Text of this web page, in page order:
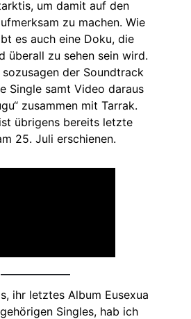
um damit auf den
zu machen. Wie
es auch eine Doku, die
überall zu sehen sein wird.
der Soundtrack
Single samt Video daraus
zusammen mit Tarrak.
übrigens bereits letzte
25. Juli erschienen.
ihr letztes Album Eusexua
Singles, hab ich